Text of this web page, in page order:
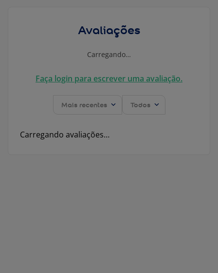
Avaliações
Carregando…
Faça login para escrever uma avaliação.
Mais recentes Todos
Carregando avaliações…